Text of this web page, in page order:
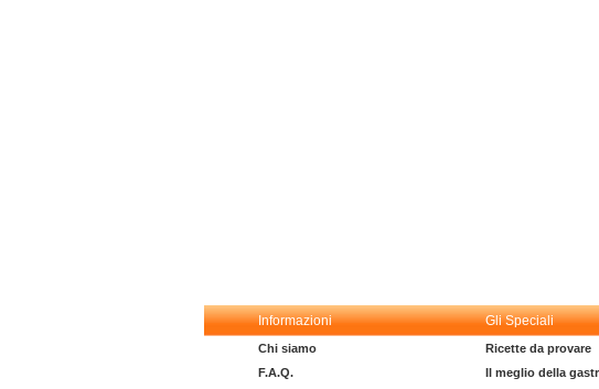
Informazioni Gli Speciali
Chi siamo
F.A.Q.
Ricette da provare
Il meglio della